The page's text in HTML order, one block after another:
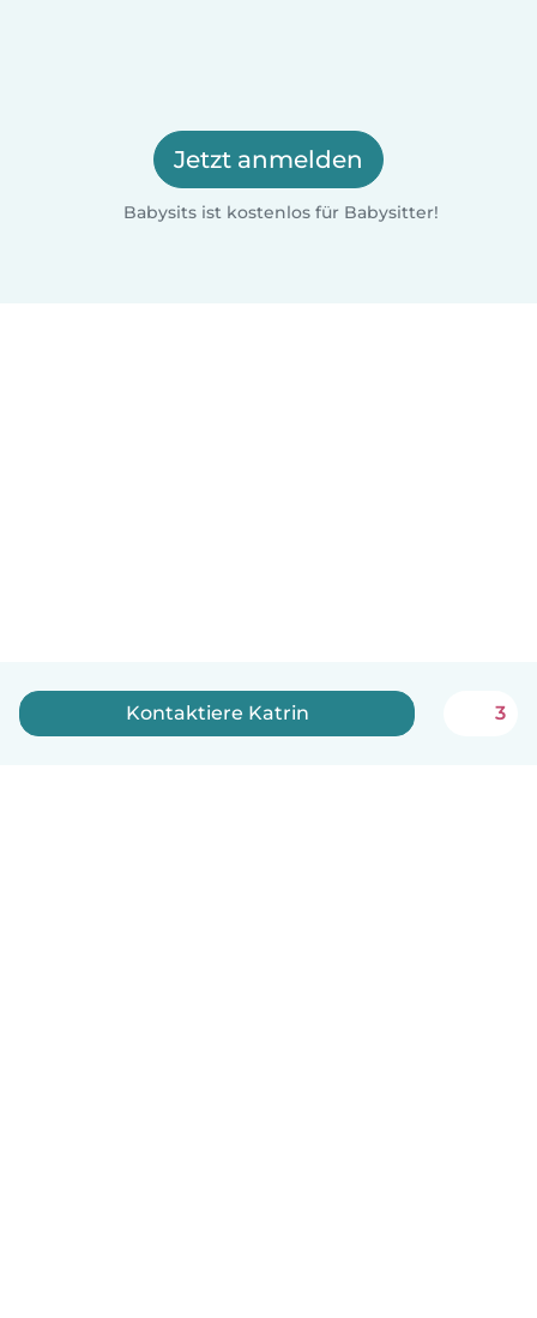
Jetzt anmelden
Babysits ist kostenlos für Babysitter!
Kontaktiere Katrin 3